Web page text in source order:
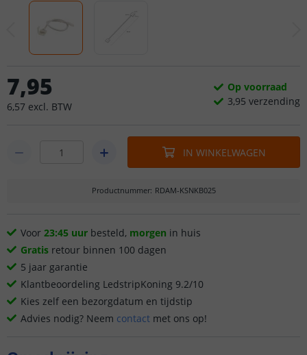
7,95
6,57 excl. BTW
Op voorraad
3,95 verzending
IN WINKELWAGEN
Productnummer: RDAM-KSNKB025
Voor 23:45 uur besteld, morgen in huis
Gratis retour binnen 100 dagen
5 jaar garantie
Klantbeoordeling LedstripKoning 9.2/10
Kies zelf een bezorgdatum en tijdstip
Advies nodig? Neem contact met ons op!